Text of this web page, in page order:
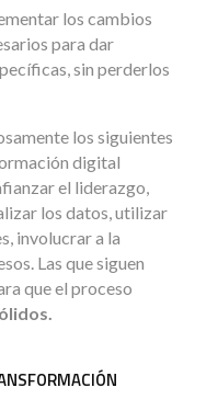
los cambios
para dar
sin perderlos
los siguientes
digital
el liderazgo,
los datos, utilizar
involucrar a la
Las que siguen
que el proceso